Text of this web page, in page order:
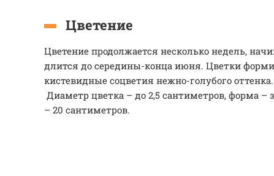
Цветение
Цветение продолжается несколько недель,
длится до середины-конца июня. Цветки
кистевидные соцветия нежно-голубого
Диаметр цветка – до 2,5 сантиметров, форма –
– 20 сантиметров.